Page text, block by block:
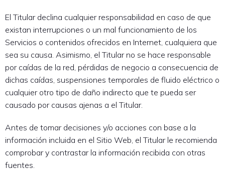
El Titular declina cualquier responsabilidad en caso de que
existan interrupciones o un mal funcionamiento de los
Servicios o contenidos ofrecidos en Internet, cualquiera que
sea su causa. Asimismo, el Titular no se hace responsable
por caídas de la red, pérdidas de negocio a consecuencia de
dichas caídas, suspensiones temporales de fluido eléctrico o
cualquier otro tipo de daño indirecto que te pueda ser
causado por causas ajenas a el Titular.
Antes de tomar decisiones y/o acciones con base a la
información incluida en el Sitio Web, el Titular le recomienda
comprobar y contrastar la información recibida con otras
fuentes.